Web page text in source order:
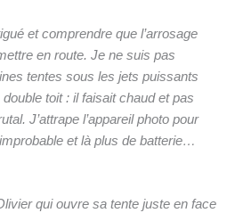
et comprendre que l’arrosage
en route. Je ne suis pas
tentes sous les jets puissants
toit : il faisait chaud et pas
J’attrape l’appareil photo pour
et là plus de batterie…
qui ouvre sa tente juste en face